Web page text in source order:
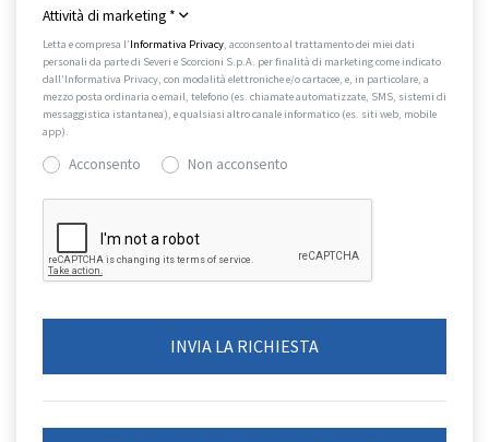
Attività di marketing *
Letta e compresa l’Informativa Privacy, acconsento al trattamento dei miei dati
personali da parte di Severi e Scorcioni S.p.A. per finalità di marketing come indicato
dall’Informativa Privacy, con modalità elettroniche e/o cartacee, e, in particolare, a
mezzo posta ordinaria o email, telefono (es. chiamate automatizzate, SMS, sistemi di
messaggistica istantanea), e qualsiasi altro canale informatico (es. siti web, mobile
app).
Acconsento Non acconsento